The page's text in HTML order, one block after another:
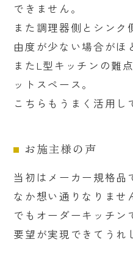
できません。
また調理器側とシンク
由度が少ない場合がほ
またL型キッチンの難
ットスペース。
こちらもうまく活用し
お施主様の声
当初はメーカー規格品
なか想い通りなりませ
でもオーダーキッチン
要望が実現できてうれ